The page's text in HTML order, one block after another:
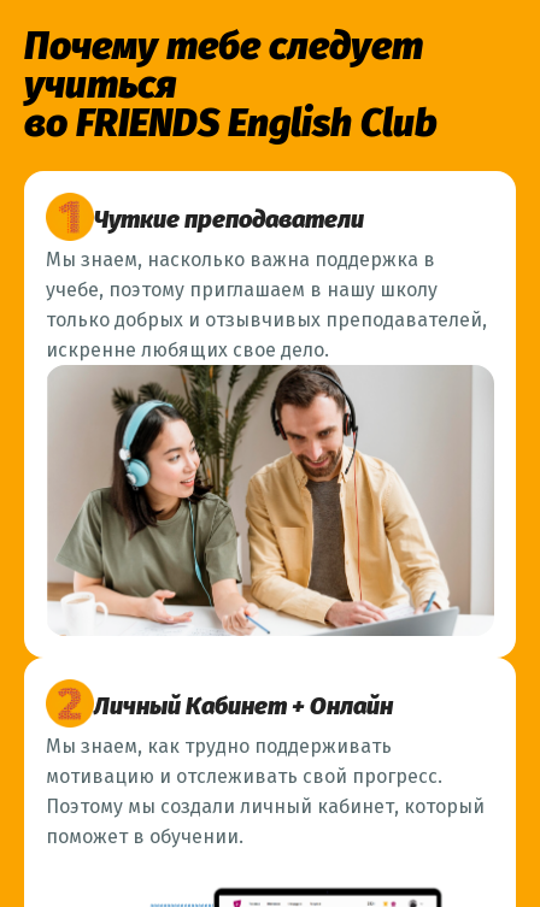
Почему тебе следует
учиться
во FRIENDS English Club
Чуткие преподаватели
Мы знаем, насколько важна поддержка в
учебе, поэтому приглашаем в нашу школу
только добрых и отзывчивых преподавателей,
искренне любящих свое дело.
Личный Кабинет + Онлайн
Мы знаем, как трудно поддерживать
мотивацию и отслеживать свой прогресс.
Поэтому мы создали личный кабинет, который
поможет в обучении.